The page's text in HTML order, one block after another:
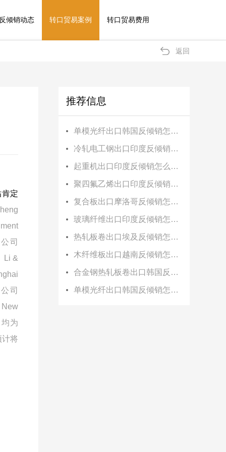
倾销动态 转口贸易案例 转口贸易费用
返回
定
司
Li &
司
为
将
推荐信息
单模光纤出口韩国反倾销怎么办？
冷轧电工钢出口印度反倾销怎么办？
起重机出口印度反倾销怎么办？
聚四氟乙烯出口印度反倾销怎么办？
复合板出口摩洛哥反倾销怎么办？
玻璃纤维出口印度反倾销怎么办？
热轧板卷出口埃及反倾销怎么办？
木纤维板出口越南反倾销怎么办？
合金钢热轧板卷出口韩国反倾销怎么办？
单模光纤出口韩国反倾销怎么办？